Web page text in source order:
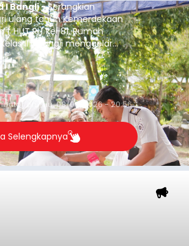
I Bangli -Serangkian
ulang tahun Kemerdekaan
( HUT RI) ke-81, Rumah
II B Bangli menggelar
kesehatan gratis, Rabu
Thu, 08/06/2026 - 20:56
Selengkapnya